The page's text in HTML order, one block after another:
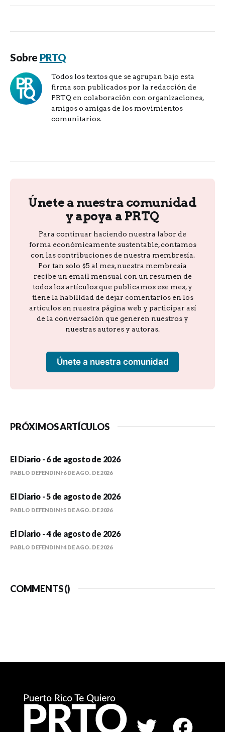
Sobre PRTQ
Todos los textos que se agrupan bajo esta
firma son publicados por la redacción de
PRTQ en colaboración con organizaciones,
amigos o amigas de los movimientos
comunitarios.
Únete a nuestra comunidad
y apoya a PRTQ
Para continuar haciendo nuestra labor de
forma económicamente sustentable, contamos
con las contribuciones de nuestra membresía.
Por tan solo $5 al mes, nuestra membresía
recibe un email mensual con un resumen de
todos los artículos que publicamos ese mes, y
tiene la habilidad de dejar comentarios en los
artículos en nuestra página web y participar así
de la conversación que generen nuestros y
nuestras autores y autoras.
Únete a nuestra comunidad
PRÓXIMOS ARTÍCULOS
El Diario - 6 de agosto de 2026
PABLO DEFENDINI 6 DE AGO. DE 2026
El Diario - 5 de agosto de 2026
PABLO DEFENDINI 5 DE AGO. DE 2026
El Diario - 4 de agosto de 2026
PABLO DEFENDINI 4 DE AGO. DE 2026
COMMENTS ()